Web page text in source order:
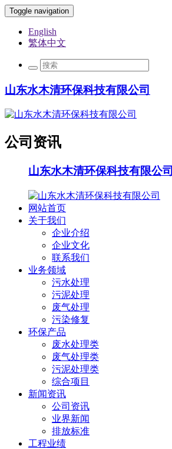
Toggle navigation
English
繁体中文
山东水木清环保科技有限公司
公司资讯
山东水木清环保科技有限公司
网站首页
关于我们
企业介绍
企业文化
联系我们
业务领域
污水处理
污泥处理
废气处理
污染修复
环保产品
废水处理类
废气处理类
污泥处理类
综合项目
新闻资讯
公司资讯
业界新闻
排放标准
工程业绩